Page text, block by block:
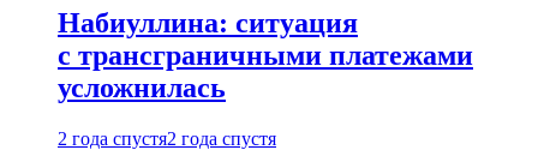
Набиуллина: ситуация
с трансграничными платежами
усложнилась
2 года спустя2 года спустя